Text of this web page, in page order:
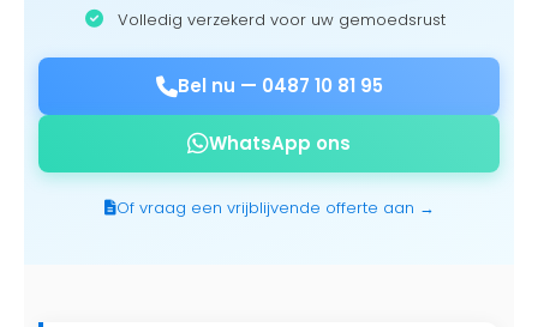
Volledig verzekerd voor uw gemoedsrust
Bel nu — 0487 10 81 95
WhatsApp ons
Of vraag een vrijblijvende offerte aan →